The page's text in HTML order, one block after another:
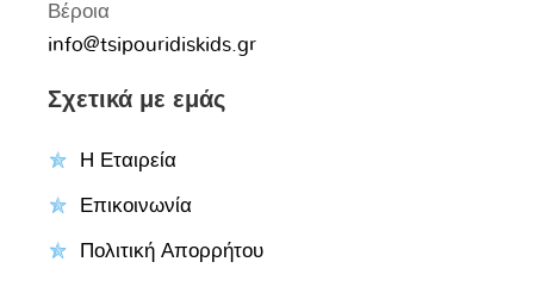
Βέροια
info@tsipouridiskids.gr
Σχετικά με εμάς
Η Εταιρεία
Επικοινωνία
Πολιτική Απορρήτου